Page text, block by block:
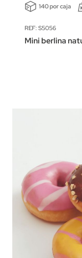
140 por caja
REF: S5056
Mini berlina